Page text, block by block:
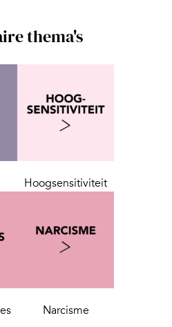
thema's
Hoogsensitiviteit
Narcisme